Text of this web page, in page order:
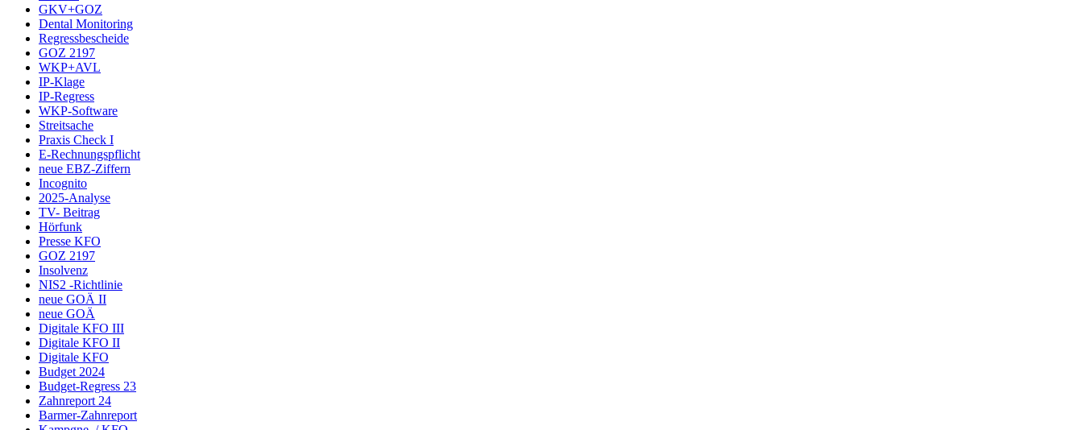
GKV+GOZ
Dental Monitoring
Regressbescheide
GOZ 2197
WKP+AVL
IP-Klage
IP-Regress
WKP-Software
Streitsache
Praxis Check I
E-Rechnungspflicht
neue EBZ-Ziffern
Incognito
2025-Analyse
TV- Beitrag
Hörfunk
Presse KFO
GOZ 2197
Insolvenz
NIS2 -Richtlinie
neue GOÄ II
neue GOÄ
Digitale KFO III
Digitale KFO II
Digitale KFO
Budget 2024
Budget-Regress 23
Zahnreport 24
Barmer-Zahnreport